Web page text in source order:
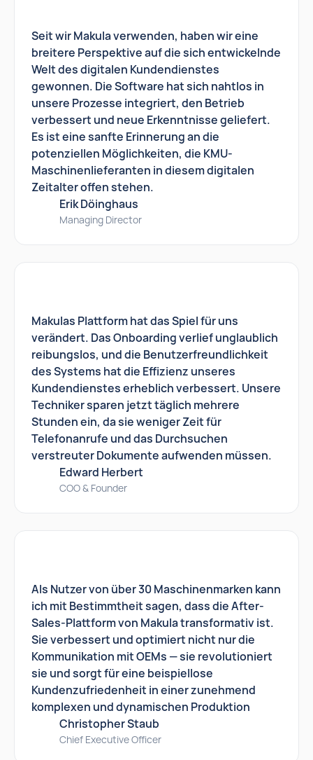
Seit wir Makula verwenden, haben wir eine
breitere Perspektive auf die sich entwickelnde
Welt des digitalen Kundendienstes
gewonnen. Die Software hat sich nahtlos in
unsere Prozesse integriert, den Betrieb
verbessert und neue Erkenntnisse geliefert.
Es ist eine sanfte Erinnerung an die
potenziellen Möglichkeiten, die KMU-
Maschinenlieferanten in diesem digitalen
Zeitalter offen stehen.
Erik Döinghaus
Managing Director
Makulas Plattform hat das Spiel für uns
verändert. Das Onboarding verlief unglaublich
reibungslos, und die Benutzerfreundlichkeit
des Systems hat die Effizienz unseres
Kundendienstes erheblich verbessert. Unsere
Techniker sparen jetzt täglich mehrere
Stunden ein, da sie weniger Zeit für
Telefonanrufe und das Durchsuchen
verstreuter Dokumente aufwenden müssen.
Edward Herbert
COO & Founder
Als Nutzer von über 30 Maschinenmarken kann
ich mit Bestimmtheit sagen, dass die After-
Sales-Plattform von Makula transformativ ist.
Sie verbessert und optimiert nicht nur die
Kommunikation mit OEMs — sie revolutioniert
sie und sorgt für eine beispiellose
Kundenzufriedenheit in einer zunehmend
komplexen und dynamischen Produktion
Christopher Staub
Chief Executive Officer